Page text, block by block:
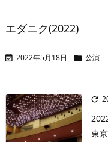
エダニク(2022)
 2022年5月18日  公演

東